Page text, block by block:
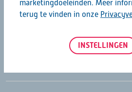
marketingdoeleinden. Meer
terug te vinden in onze
INSTELLINGEN
Een initiatief van het